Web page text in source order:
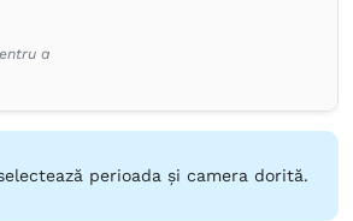
sau parchet
a
perioada și camera dorită.